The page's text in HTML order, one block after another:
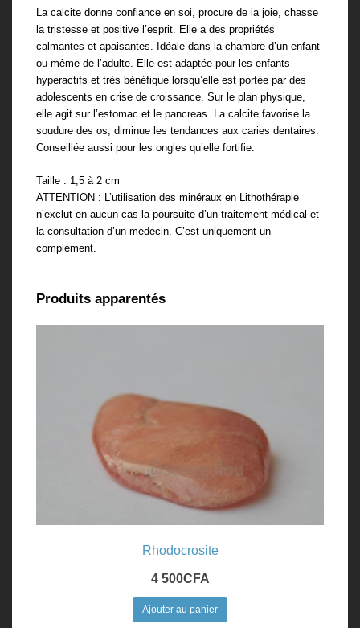
La calcite donne confiance en soi, procure de la joie, chasse
la tristesse et positive l’esprit. Elle a des propriétés
calmantes et apaisantes. Idéale dans la chambre d’un enfant
ou même de l’adulte. Elle est adaptée pour les enfants
hyperactifs et très bénéfique lorsqu’elle est portée par des
adolescents en crise de croissance. Sur le plan physique,
elle agit sur l’estomac et le pancreas. La calcite favorise la
soudure des os, diminue les tendances aux caries dentaires.
Conseillée aussi pour les ongles qu’elle fortifie.
Taille : 1,5 à 2 cm
ATTENTION : L’utilisation des minéraux en Lithothérapie
n’exclut en aucun cas la poursuite d’un traitement médical et
la consultation d’un medecin. C’est uniquement un
complément.
Produits apparentés
Rhodocrosite
4 500CFA
Ajouter au panier